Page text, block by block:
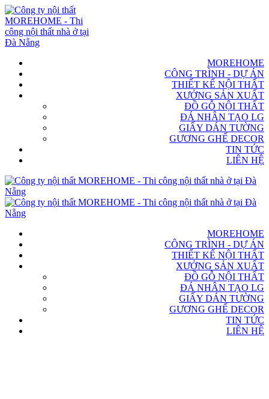
MOREHOME
CÔNG TRÌNH - DỰ ÁN
THIẾT KẾ NỘI THẤT
XƯỞNG SẢN XUẤT
ĐỒ GỖ NỘI THẤT
ĐÁ NHÂN TẠO LG
GIẤY DÁN TƯỜNG
GƯƠNG GHẾ DECOR
TIN TỨC
LIÊN HỆ
MOREHOME
CÔNG TRÌNH - DỰ ÁN
THIẾT KẾ NỘI THẤT
XƯỞNG SẢN XUẤT
ĐỒ GỖ NỘI THẤT
ĐÁ NHÂN TẠO LG
GIẤY DÁN TƯỜNG
GƯƠNG GHẾ DECOR
TIN TỨC
LIÊN HỆ